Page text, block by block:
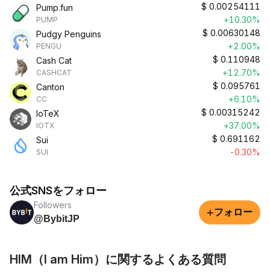
Pump.fun
PUMP
$ 0.00254111
+10.30%
Pudgy Penguins
PENGU
$ 0.00630148
+2.00%
Cash Cat
CASHCAT
$ 0.110948
+12.70%
Canton
CC
$ 0.095761
+6.10%
IoTeX
IOTX
$ 0.00315242
+37.00%
Sui
SUI
$ 0.691162
-0.30%
公式SNSをフォロー
Followers
@BybitJP
+フォロー
HIM（I am Him）に関するよくある質問